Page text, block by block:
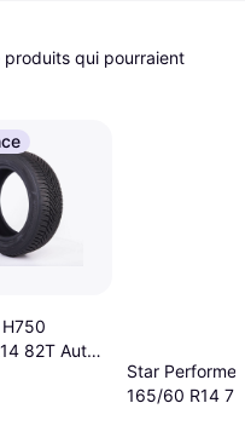
produits qui pourraient
82T Auto
Star
165/60 R14